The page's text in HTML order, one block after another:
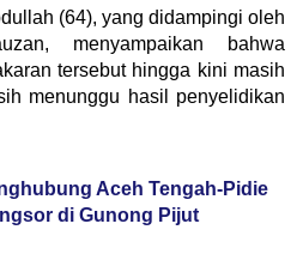
(64), yang didampingi oleh
menyampaikan bahwa
tersebut hingga kini masih
menunggu hasil penyelidikan
Aceh Tengah-Pidie
di Gunong Pijut